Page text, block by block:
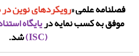
فصلنامه علمی «رویکردهای نوین در
موفق به کسب نمایه درپایگاه
(ISC) شد.